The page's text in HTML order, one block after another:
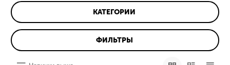
КАТЕГОРИИ
ФИЛЬТРЫ